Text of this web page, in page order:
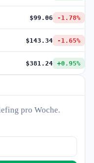
$99.06 -1.78%
$143.34 -1.65%
$381.24 +0.95%
pro Woche.